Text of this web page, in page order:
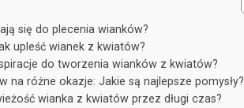
się do plecenia wianków?
upleść wianek z kwiatów?
do tworzenia wianków z kwiatów?
na różne okazje: Jakie są najlepsze pomysły?
wianka z kwiatów przez długi czas?